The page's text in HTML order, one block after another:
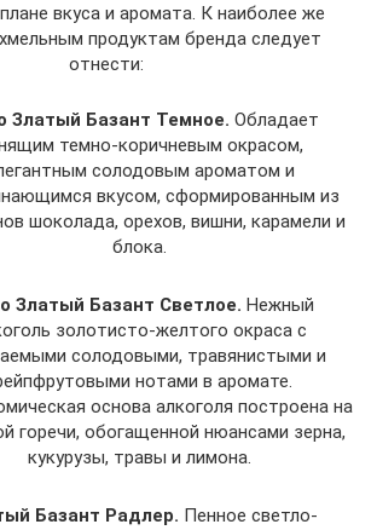
вкуса и аромата. К наиболее же
продуктам бренда следует
отнести:
Златый Базант Темное. Обладает
темно-коричневым окрасом,
солодовым ароматом и
вкусом, сформированным из
шоколада, орехов, вишни, карамели и
блока.
Златый Базант Светлое. Нежный
золотисто-желтого окраса с
солодовыми, травянистыми и
нотами в аромате.
основа алкоголя построена на
горечи, обогащенной нюансами зерна,
кукурузы, травы и лимона.
Базант Радлер. Пенное светло-